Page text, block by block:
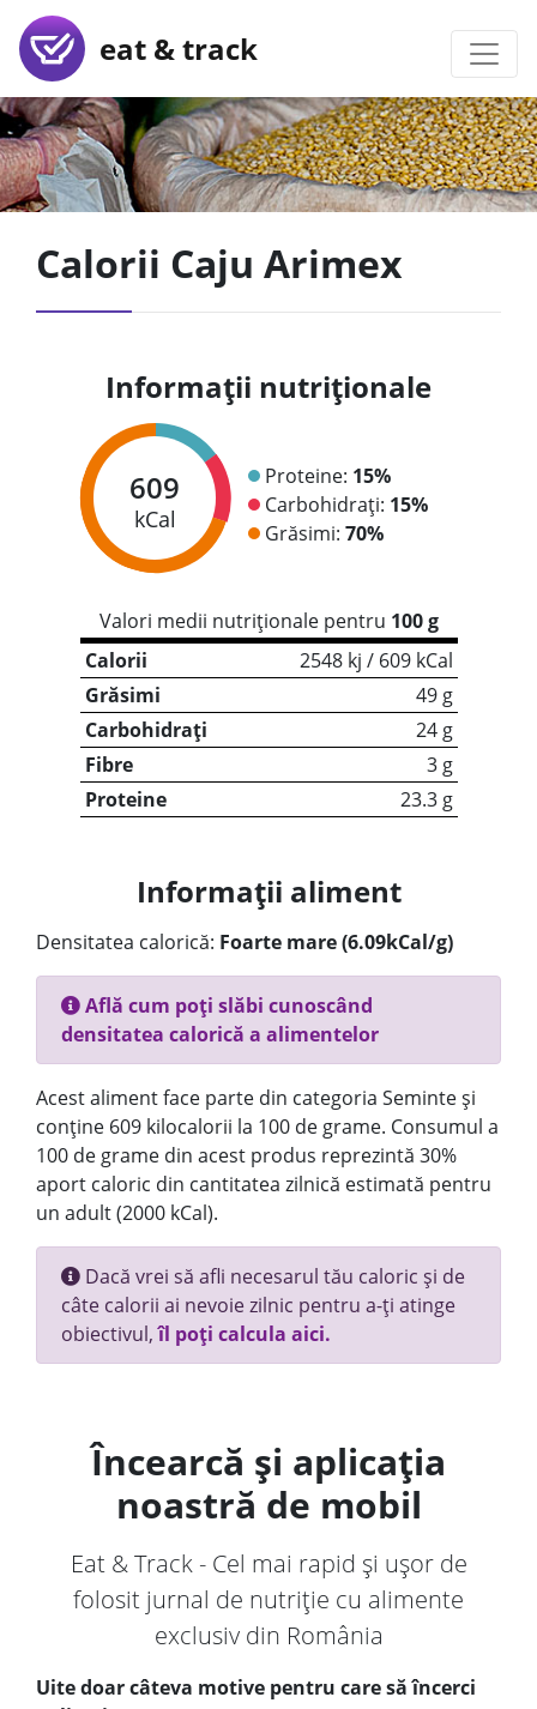
eat & track
Calorii Caju Arimex
Informații nutriționale
609
kCal
Proteine: 15%
Carbohidrați: 15%
Grăsimi: 70%
Valori medii nutriționale pentru 100 g
Calorii
2548 kj / 609 kCal
Grăsimi
49 g
Carbohidrați
24 g
Fibre
3 g
Proteine
23.3 g
Informații aliment
Densitatea calorică: Foarte mare (6.09kCal/g)
Află cum poți slăbi cunoscând
densitatea calorică a alimentelor
Acest aliment face parte din categoria Seminte și
conține 609 kilocalorii la 100 de grame. Consumul a
100 de grame din acest produs reprezintă 30%
aport caloric din cantitatea zilnică estimată pentru
un adult (2000 kCal).
Dacă vrei să afli necesarul tău caloric și de
câte calorii ai nevoie zilnic pentru a-ți atinge
obiectivul,îl poți calcula aici.
Încearcă și aplicația
noastră de mobil
Eat & Track - Cel mai rapid și ușor de
folosit jurnal de nutriție cu alimente
exclusiv din România
Uite doar câteva motive pentru care să încerci